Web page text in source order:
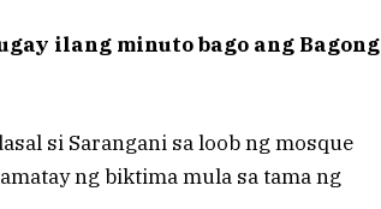
ilang minuto bago ang Bagong
si Sarangani sa loob ng mosque
ng biktima mula sa tama ng